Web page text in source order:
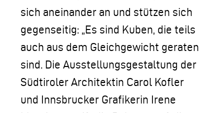
sich aneinander an und stützen sich
gegenseitig: „Es sind Kuben, die teils
auch aus dem Gleichgewicht geraten
sind. Die Ausstellungsgestaltung der
Südtiroler Architektin Carol Kofler
und Innsbrucker Grafikerin Irene